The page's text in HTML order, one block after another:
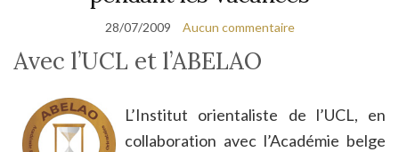
28/07/2009 Aucun commentaire
Avec l’UCL et l’ABELAO
L’Institut orientaliste de l’UCL, en
collaboration avec l’Académie belge